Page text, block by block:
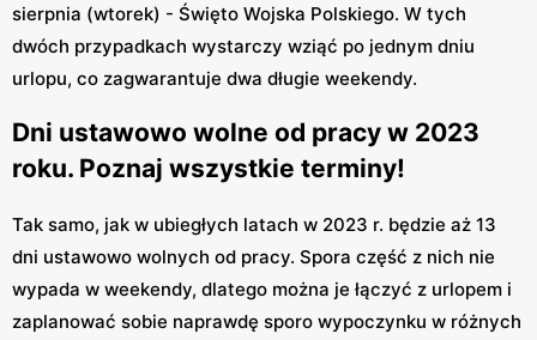
sierpnia (wtorek) - Święto Wojska Polskiego. W tych
dwóch przypadkach wystarczy wziąć po jednym dniu
urlopu, co zagwarantuje dwa długie weekendy.
Dni ustawowo wolne od pracy w 2023
roku. Poznaj wszystkie terminy!
Tak samo, jak w ubiegłych latach w 2023 r. będzie aż 13
dni ustawowo wolnych od pracy. Spora część z nich nie
wypada w weekendy, dlatego można je łączyć z urlopem i
zaplanować sobie naprawdę sporo wypoczynku w różnych